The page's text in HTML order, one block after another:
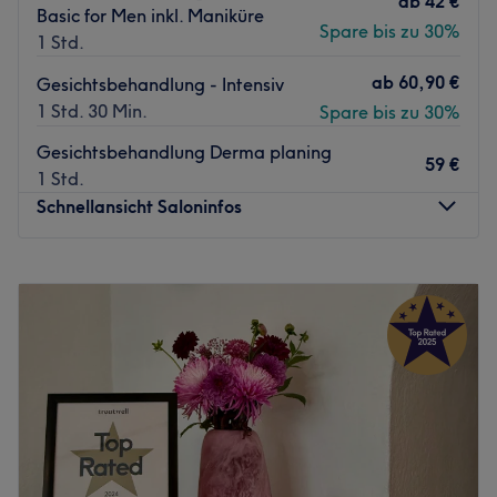
Zurück zur Salonansicht
Basic for Men inkl. Maniküre
1 Std.
Spare bis zu 30%
Gesichtsbehandlung - Intensiv
1 Std. 30 Min.
ab 60,90 €
Spare bis zu 30%
Gesichtsbehandlung Derma planing
1 Std.
59 €
Schnellansicht Saloninfos
Geschlossen
Geschlossen
–18:00
18:00
Samstag
Sonntag
Frisch gestaltet, mit vielseitigem Angebot und voller